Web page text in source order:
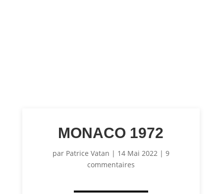
MONACO 1972
par Patrice Vatan | 14 Mai 2022 | 9
commentaires